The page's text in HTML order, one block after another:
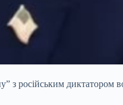
з російським диктатором